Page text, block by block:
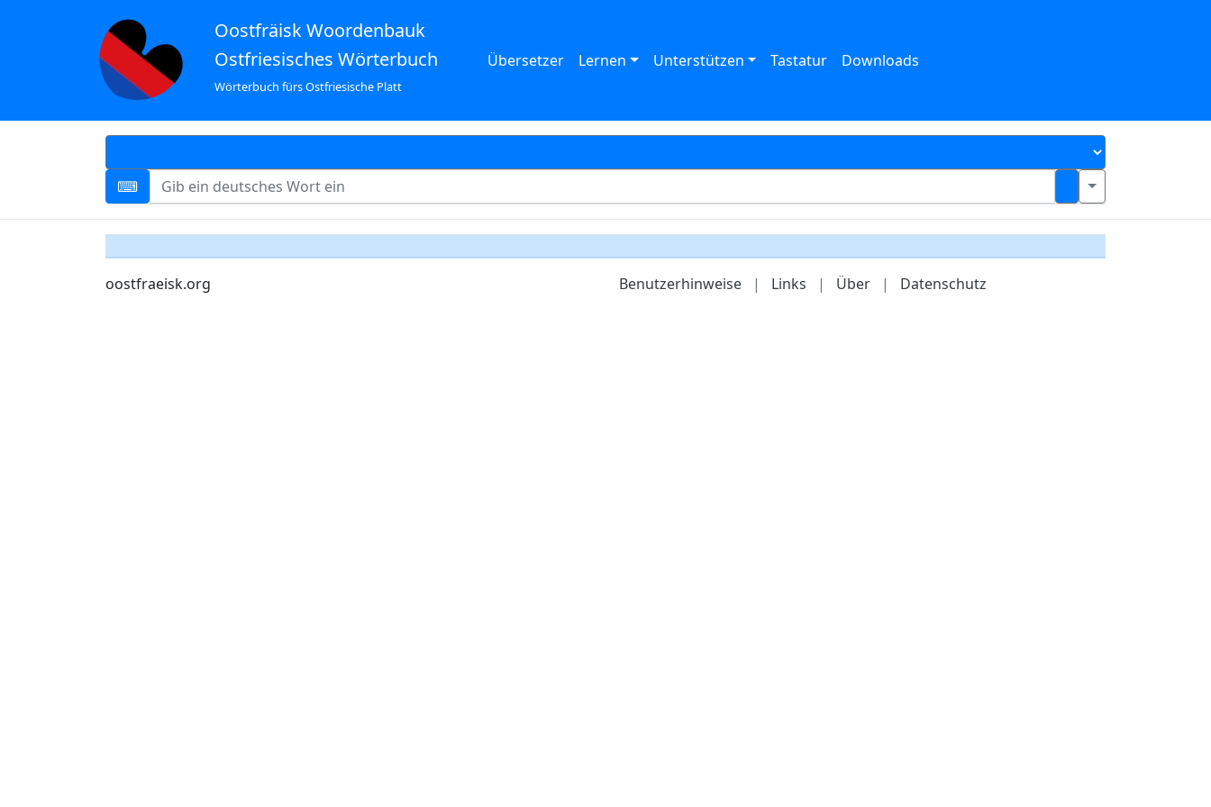
Oostfräisk Woordenbauk
Ostfriesisches Wörterbuch
Wörterbuch fürs Ostfriesische Platt
Übersetzer Lernen Unterstützen Tastatur Downloads
oostfraeisk.org Benutzerhinweise | Links | Über | Datenschutz